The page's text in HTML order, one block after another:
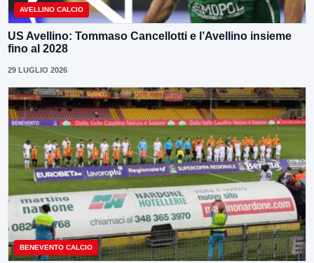
AVELLINO CALCIO
US Avellino: Tommaso Cancellotti e l’Avellino insieme
fino al 2028
29 LUGLIO 2026
BENEVENTO CALCIO